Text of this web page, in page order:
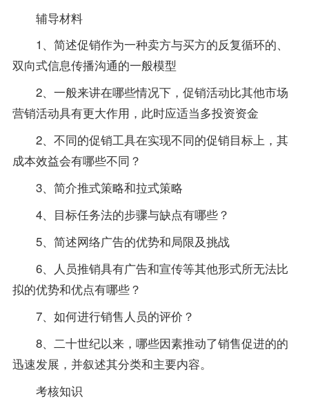
辅导材料
1、简述促销作为一种卖方与买方的反复循环的、
双向式信息传播沟通的一般模型
2、一般来讲在哪些情况下，促销活动比其他市场
营销活动具有更大作用，此时应适当多投资资金
2、不同的促销工具在实现不同的促销目标上，其
成本效益会有哪些不同？
3、简介推式策略和拉式策略
4、目标任务法的步骤与缺点有哪些？
5、简述网络广告的优势和局限及挑战
6、人员推销具有广告和宣传等其他形式所无法比
拟的优势和优点有哪些？
7、如何进行销售人员的评价？
8、二十世纪以来，哪些因素推动了销售促进的的
迅速发展，并叙述其分类和主要内容。
考核知识